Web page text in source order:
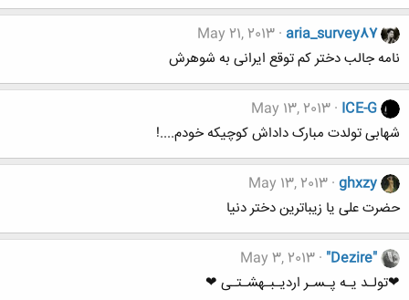
aria_survey87
May 21, 2013
نامه جالب دختر کم توقع ایرانی به شوهرش
ICE-G
May 13, 2013
شهابی تولدت مبارک داداش کوچیکه خودم....!
ghxzy
May 13, 2013
حضرت علی یا زیباترین دختر دنیا
"Dezire"
May 3, 2013
❤تولـد یـه پـسـر اردیـبـهشـتـی ❤